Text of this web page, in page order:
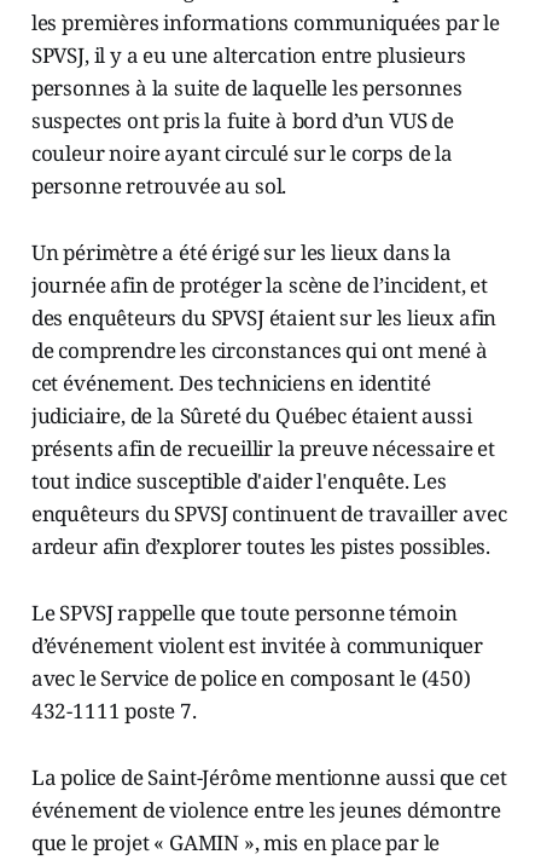
les premières informations communiquées par le
SPVSJ, il y a eu une altercation entre plusieurs
personnes à la suite de laquelle les personnes
suspectes ont pris la fuite à bord d’un VUS de
couleur noire ayant circulé sur le corps de la
personne retrouvée au sol.
Un périmètre a été érigé sur les lieux dans la
journée afin de protéger la scène de l’incident, et
des enquêteurs du SPVSJ étaient sur les lieux afin
de comprendre les circonstances qui ont mené à
cet événement. Des techniciens en identité
judiciaire, de la Sûreté du Québec étaient aussi
présents afin de recueillir la preuve nécessaire et
tout indice susceptible d'aider l'enquête. Les
enquêteurs du SPVSJ continuent de travailler avec
ardeur afin d’explorer toutes les pistes possibles.
Le SPVSJ rappelle que toute personne témoin
d’événement violent est invitée à communiquer
avec le Service de police en composant le (450)
432-1111 poste 7.
La police de Saint-Jérôme mentionne aussi que cet
événement de violence entre les jeunes démontre
que le projet « GAMIN », mis en place par le